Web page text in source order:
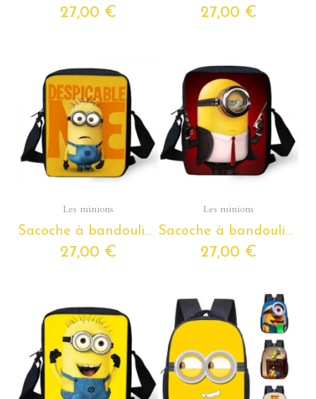
27,00 € 27,00 €
Aperçu rapide
Les minions
Sacoche à bandoulière Les Minions pour enfants de la petite section de maternelle au CM2
27,00 €
Aperçu rapide
Les minions
Sacoche à bandoulière Les Minions pour enfants de la petite section de maternelle au CM2
27,00 €